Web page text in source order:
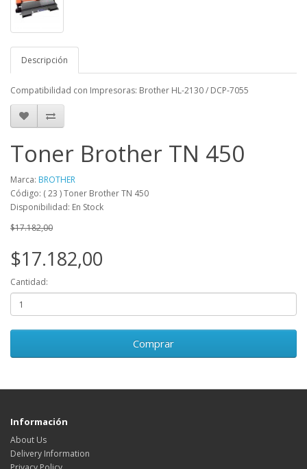
Descripción
Compatibilidad con Impresoras: Brother HL-2130 / DCP-7055
Toner Brother TN 450
Marca: BROTHER
Código: ( 23 ) Toner Brother TN 450
Disponibilidad: En Stock
$17.182,00
$17.182,00
Cantidad:
Comprar
Información
About Us
Delivery Information